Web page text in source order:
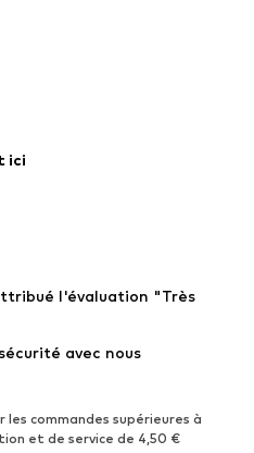
Jupes
Exclusif
Tendance
Bottines
ici
l'évaluation "Très
avec nous
commandes supérieures à
et de service de 4,50 €